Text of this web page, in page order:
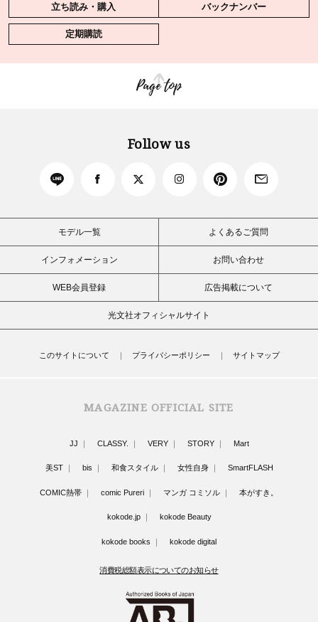
立ち読み・購入 バックナンバー
定期購読
Page top
Follow us
モデル一覧 よくあるご質問
インフォメーション お問い合わせ
WEB会員登録 広告掲載について
光文社オフィシャルサイト
このサイトについて プライバシーポリシー サイトマップ
MAGAZINE OFFICIAL SITE
JJ CLASSY. VERY STORY Mart
美ST bis 和食スタイル 女性自身 SmartFLASH
COMIC熱帯 comic Pureri マンガ コミソル 本がすき。
kokode.jp kokode Beauty
kokode books kokode digital
消費税総額表示についてのお知らせ